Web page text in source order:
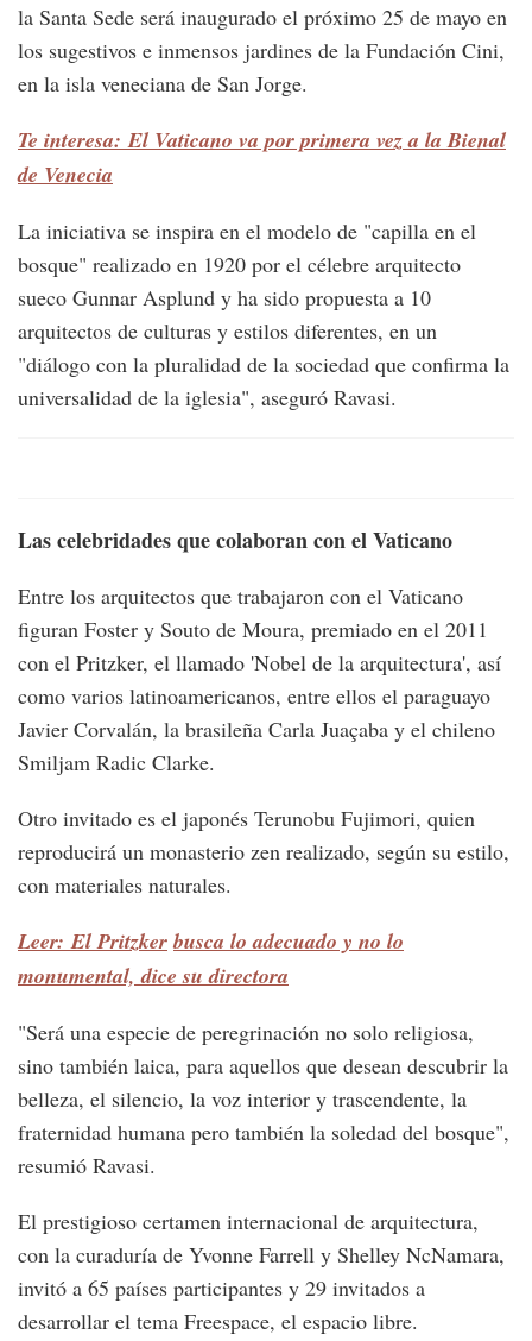
la Santa Sede será inaugurado el próximo 25 de mayo en
los sugestivos e inmensos jardines de la Fundación Cini,
en la isla veneciana de San Jorge.
Te interesa: El Vaticano va por primera vez a la Bienal
de Venecia
La iniciativa se inspira en el modelo de "capilla en el
bosque" realizado en 1920 por el célebre arquitecto
sueco Gunnar Asplund y ha sido propuesta a 10
arquitectos de culturas y estilos diferentes, en un
"diálogo con la pluralidad de la sociedad que confirma la
universalidad de la iglesia", aseguró Ravasi.
Las celebridades que colaboran con el Vaticano
Entre los arquitectos que trabajaron con el Vaticano
figuran Foster y Souto de Moura, premiado en el 2011
con el Pritzker, el llamado 'Nobel de la arquitectura', así
como varios latinoamericanos, entre ellos el paraguayo
Javier Corvalán, la brasileña Carla Juaçaba y el chileno
Smiljam Radic Clarke.
Otro invitado es el japonés Terunobu Fujimori, quien
reproducirá un monasterio zen realizado, según su estilo,
con materiales naturales.
Leer: El Pritzker busca lo adecuado y no lo
monumental, dice su directora
"Será una especie de peregrinación no solo religiosa,
sino también laica, para aquellos que desean descubrir la
belleza, el silencio, la voz interior y trascendente, la
fraternidad humana pero también la soledad del bosque",
resumió Ravasi.
El prestigioso certamen internacional de arquitectura,
con la curaduría de Yvonne Farrell y Shelley NcNamara,
invitó a 65 países participantes y 29 invitados a
desarrollar el tema Freespace, el espacio libre.